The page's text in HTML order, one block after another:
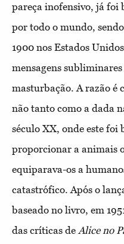
pareça inofensivo, já foi
por todo o mundo,
1900 nos Estados
mensagens
masturbação. A razão é
não tanto como a dada
século XX, onde este foi
proporcionar a animais
equiparava-os a
catastrófico. Após o
baseado no livro, em
das críticas deAlice no